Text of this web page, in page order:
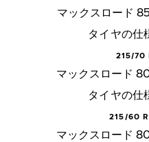
マックスロード
タイヤの仕
215/70
マックスロード
タイヤの仕
215/60 R
マックスロード